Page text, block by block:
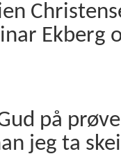
Ekberg
på
jeg ta